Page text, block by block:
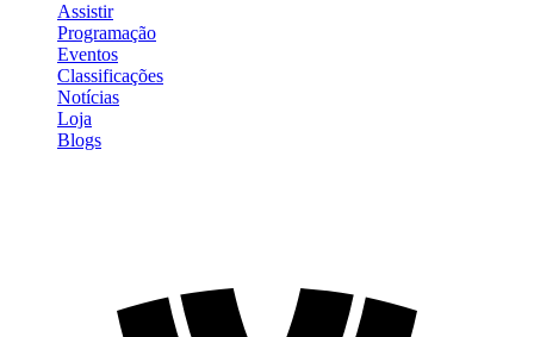
Assistir
Programação
Eventos
Classificações
Notícias
Loja
Blogs